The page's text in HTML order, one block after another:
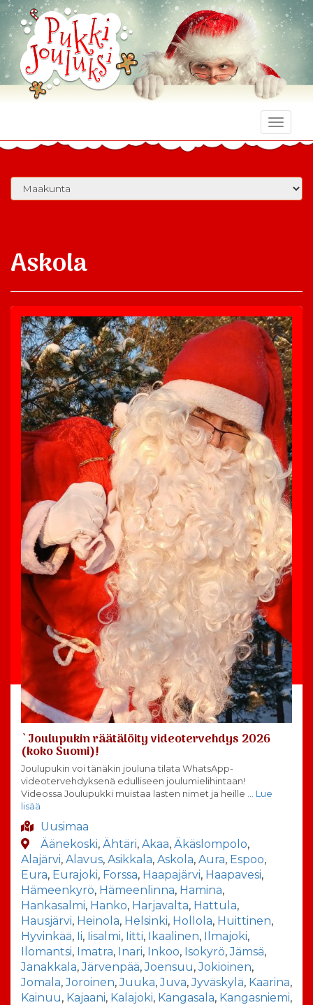
Toggle
Askola
`Joulupukin räätälöity videotervehdys 2026
(koko Suomi)!
Joulupukin voi tänäkin jouluna tilata WhatsApp-
videotervehdyksenä edulliseen joulumielihintaan!
Videossa Joulupukki muistaa lasten nimet ja heille … Lue
lisää
Uusimaa
Äänekoski, Ähtäri, Akaa, Äkäslompolo,
Alajärvi, Alavus, Asikkala, Askola, Aura, Espoo,
Eura, Eurajoki, Forssa, Haapajärvi, Haapavesi,
Hämeenkyrö, Hämeenlinna, Hamina,
Hankasalmi, Hanko, Harjavalta, Hattula,
Hausjärvi, Heinola, Helsinki, Hollola, Huittinen,
Hyvinkää, Ii, Iisalmi, Iitti, Ikaalinen, Ilmajoki,
Ilomantsi, Imatra, Inari, Inkoo, Isokyrö,Jämsä,
Janakkala,Järvenpää,Joensuu,Jokioinen,
Jomala,Joroinen,Juuka,Juva,Jyväskylä, Kaarina,
Kainuu, Kajaani, Kalajoki, Kangasala, Kangasniemi,